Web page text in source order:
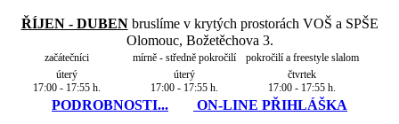
ŘÍJEN - DUBENbruslíme v krytých prostorách VOŠ a SPŠE
Olomouc, Božetěchova 3.
začátečníci mírně - středně pokročilí
pokročilí a freestyle slalom
úterý
17:00 - 17:55 h.
úterý
17:00 - 17:55 h.
čtvrtek
17:00 - 17:55 h.
PODROBNOSTI...
ON-LINE PŘIHLÁŠKA